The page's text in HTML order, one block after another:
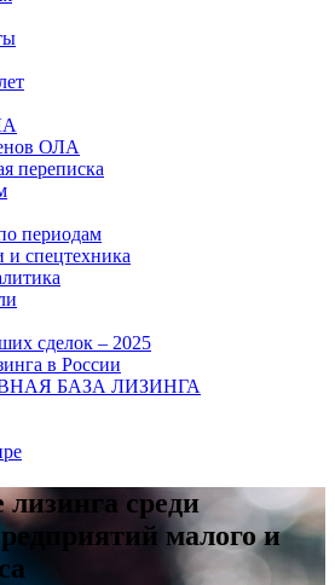
ОЛА
переписка
периодам
спецтехника
сделок – 2025
в России
БАЗА ЛИЗИНГА
среди
малого и